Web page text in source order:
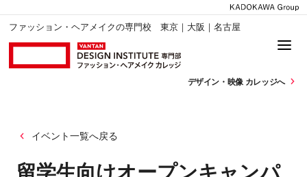
ファッション・ヘアメイクの専門校 東京｜大阪｜名古屋
デザイン・ 映像 カレッジへ
イベント一覧へ戻る
留学生向けオープンキャンパ